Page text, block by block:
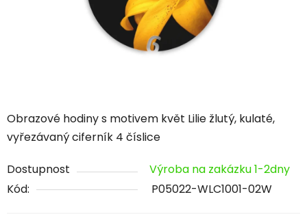
Obrazové hodiny s motivem květ Lilie žlutý, kulaté,
vyřezávaný ciferník 4 číslice
Dostupnost
Výroba na zakázku 1-2dny
Kód:
P05022-WLC1001-02W